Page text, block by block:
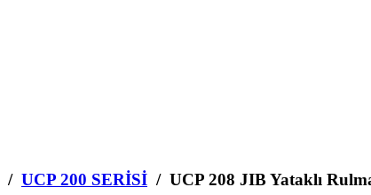
/ UCP 200 SERİSİ / UCP 208 JIB Yataklı